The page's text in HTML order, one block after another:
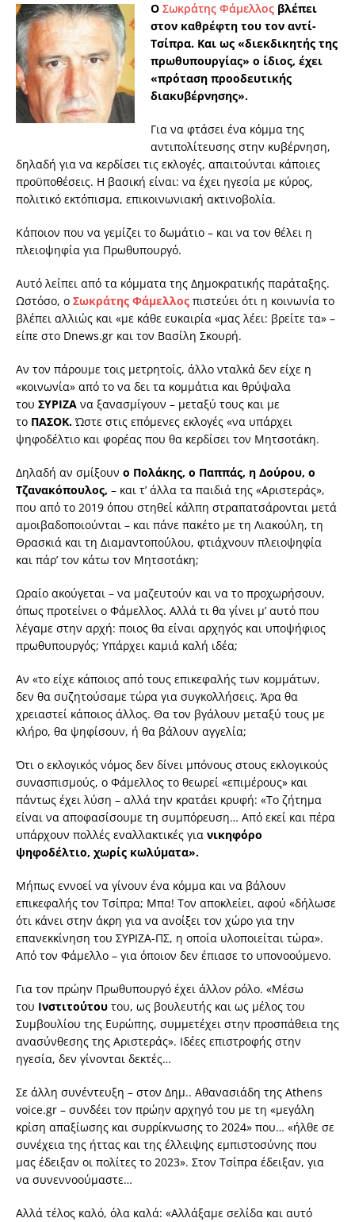
Ο Σωκράτης Φάμελλος βλέπει
στον καθρέφτη του τον αντί-
Τσίπρα. Και ως «διεκδικητής της
πρωθυπουργίας» ο ίδιος, έχει
«πρόταση προοδευτικής
διακυβέρνησης».
Για να φτάσει ένα κόμμα της
αντιπολίτευσης στην κυβέρνηση,
δηλαδή για να κερδίσει τις εκλογές, απαιτούνται κάποιες
προϋποθέσεις. Η βασική είναι: να έχει ηγεσία με κύρος,
πολιτικό εκτόπισμα, επικοινωνιακή ακτινοβολία.
Κάποιον που να γεμίζει το δωμάτιο – και να τον θέλει η
πλειοψηφία για Πρωθυπουργό.
Αυτό λείπει από τα κόμματα της Δημοκρατικής παράταξης.
Ωστόσο, ο Σωκράτης Φάμελλος πιστεύει ότι η κοινωνία το
βλέπει αλλιώς και «με κάθε ευκαιρία «μας λέει: βρείτε τα» –
είπε στο Dnews.gr και τον Βασίλη Σκουρή.
Αν τον πάρουμε τοις μετρητοίς, άλλο νταλκά δεν είχε η
«κοινωνία» από το να δει τα κομμάτια και θρύψαλα
του ΣΥΡΙΖΑ να ξανασμίγουν – μεταξύ τους και με
το ΠΑΣΟΚ. Ώστε στις επόμενες εκλογές «να υπάρχει
ψηφοδέλτιο και φορέας που θα κερδίσει τον Μητσοτάκη.
Δηλαδή αν σμίξουν ο Πολάκης, ο Παππάς, η Δούρου, ο
Τζανακόπουλος, – και τ’ άλλα τα παιδιά της «Αριστεράς»,
που από το 2019 όπου στηθεί κάλπη στραπατσάρονται μετά
αμοιβαδοποιούνται – και πάνε πακέτο με τη Λιακούλη, τη
Θρασκιά και τη Διαμαντοπούλου, φτιάχνουν πλειοψηφία
και πάρ’ τον κάτω τον Μητσοτάκη;
Ωραίο ακούγεται – να μαζευτούν και να το προχωρήσουν,
όπως προτείνει ο Φάμελλος. Αλλά τι θα γίνει μ’ αυτό που
λέγαμε στην αρχή: ποιος θα είναι αρχηγός και υποψήφιος
πρωθυπουργός; Υπάρχει καμιά καλή ιδέα;
Αν «το είχε κάποιος από τους επικεφαλής των κομμάτων,
δεν θα συζητούσαμε τώρα για συγκολλήσεις. Άρα θα
χρειαστεί κάποιος άλλος. Θα τον βγάλουν μεταξύ τους με
κλήρο, θα ψηφίσουν, ή θα βάλουν αγγελία;
Ότι ο εκλογικός νόμος δεν δίνει μπόνους στους εκλογικούς
συνασπισμούς, ο Φάμελλος το θεωρεί «επιμέρους» και
πάντως έχει λύση – αλλά την κρατάει κρυφή: «Το ζήτημα
είναι να αποφασίσουμε τη συμπόρευση… Από εκεί και πέρα
υπάρχουν πολλές εναλλακτικές για νικηφόρο
ψηφοδέλτιο, χωρίς κωλύματα».
Μήπως εννοεί να γίνουν ένα κόμμα και να βάλουν
επικεφαλής τον Τσίπρα; Μπα! Τον αποκλείει, αφού «δήλωσε
ότι κάνει στην άκρη για να ανοίξει τον χώρο για την
επανεκκίνηση του ΣΥΡΙΖΑ-ΠΣ, η οποία υλοποιείται τώρα».
Από τον Φάμελλο – για όποιον δεν έπιασε το υπονοούμενο.
Για τον πρώην Πρωθυπουργό έχει άλλον ρόλο. «Μέσω
του Ινστιτούτου του, ως βουλευτής και ως μέλος του
Συμβουλίου της Ευρώπης, συμμετέχει στην προσπάθεια της
ανασύνθεσης της Αριστεράς». Ιδέες επιστροφής στην
ηγεσία, δεν γίνονται δεκτές…
Σε άλλη συνέντευξη – στον Δημ.. Αθανασιάδη της Athens
voice.gr – συνδέει τον πρώην αρχηγό του με τη «μεγάλη
κρίση απαξίωσης και συρρίκνωσης το 2024» που… «ήλθε σε
συνέχεια της ήττας και της έλλειψης εμπιστοσύνης που
μας έδειξαν οι πολίτες το 2023». Στον Τσίπρα έδειξαν, για
να συνεννοούμαστε…
Αλλά τέλος καλό, όλα καλά: «Αλλάξαμε σελίδα και αυτό